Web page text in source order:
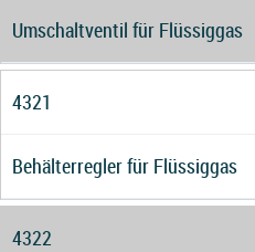
Umschaltventil für Flüssiggas
4321
Behälterregler für Flüssiggas
4322